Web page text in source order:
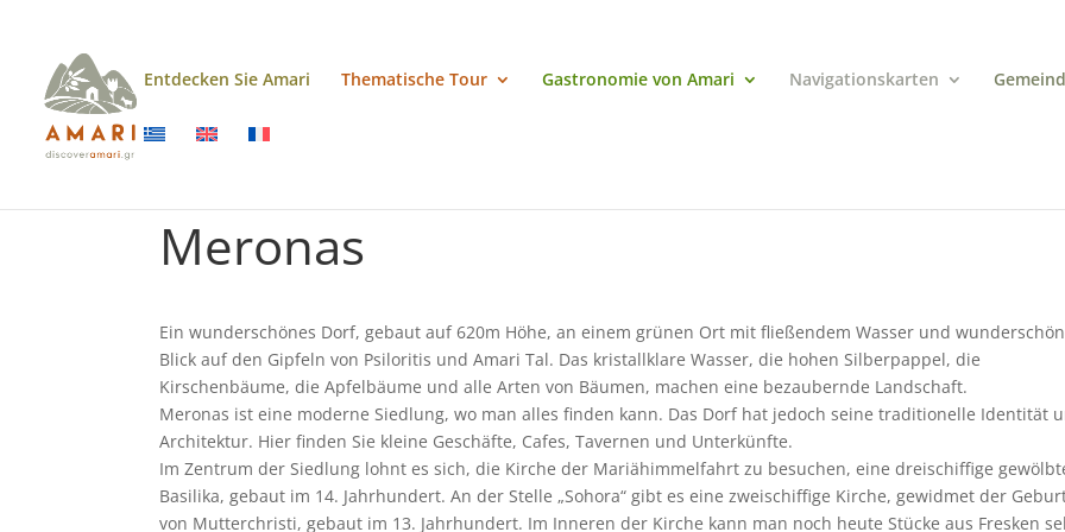
Entdecken Sie Amari Thematische Tour Gastronomie von Amari Navigationskarten
Meronas
Ein wunderschönes Dorf, gebaut auf 620m Höhe, an einem grünen Ort mit fließendem Wasser und
Blick auf den Gipfeln von Psiloritis und Amari Tal. Das kristallklare Wasser, die hohen Silberpappel, die
Kirschenbäume, die Apfelbäume und alle Arten von Bäumen, machen eine bezaubernde Landschaft.
Meronas ist eine moderne Siedlung, wo man alles finden kann. Das Dorf hat jedoch seine traditionelle Identität
Architektur. Hier finden Sie kleine Geschäfte, Cafes, Tavernen und Unterkünfte.
Im Zentrum der Siedlung lohnt es sich, die Kirche der Mariähimmelfahrt zu besuchen, eine dreischiffige
Basilika, gebaut im 14. Jahrhundert. An der Stelle „Sohora“ gibt es eine zweischiffige Kirche, gewidmet der
von Mutterchristi, gebaut im 13. Jahrhundert. Im Inneren der Kirche kann man noch heute Stücke aus Fresken